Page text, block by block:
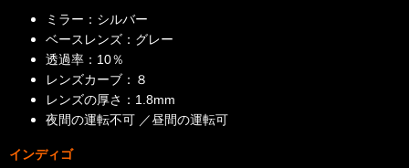
ミラー：シルバー
ベースレンズ：グレー
透過率：10％
レンズカーブ：８
レンズの厚さ：1.8mm
夜間の運転不可 ／昼間の運転可
インディゴ